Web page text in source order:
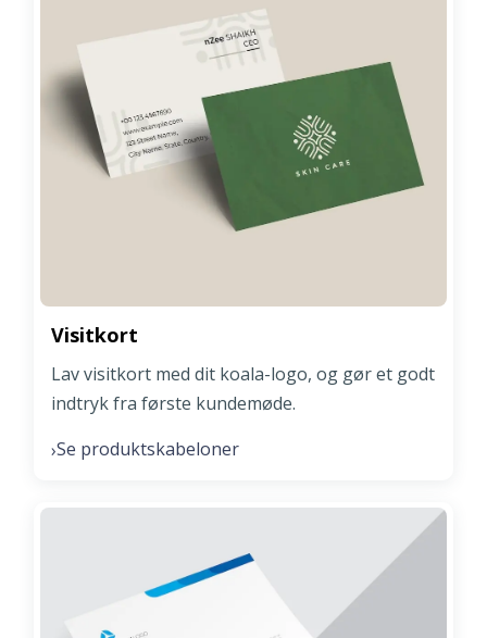
Visitkort
Lav visitkort med dit koala-logo, og gør et godt
indtryk fra første kundemøde.
›Se produktskabeloner